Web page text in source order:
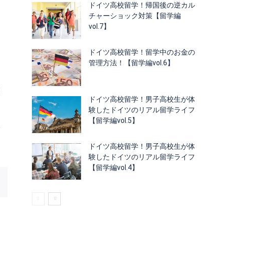
ドイツ高校留学！帰国後の逆カル
チャーショック対策【留学編
vol.7】
ドイツ高校留学！留学中のお金の
管理方法！【留学編vol.6】
ドイツ高校留学！男子高校生が体
験したドイツのリアル留学ライフ
【留学編vol.5】
ドイツ高校留学！男子高校生が体
験したドイツのリアル留学ライフ
【留学編vol.4】